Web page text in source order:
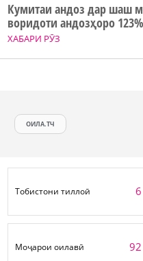
ХАБАРИ РӮЗ
Кумитаи андоз дар шаш
воридоти андозҳоро
ОИЛА.ТЧ
Тобистони тиллоӣ 6
Моҷарои оилавӣ 92